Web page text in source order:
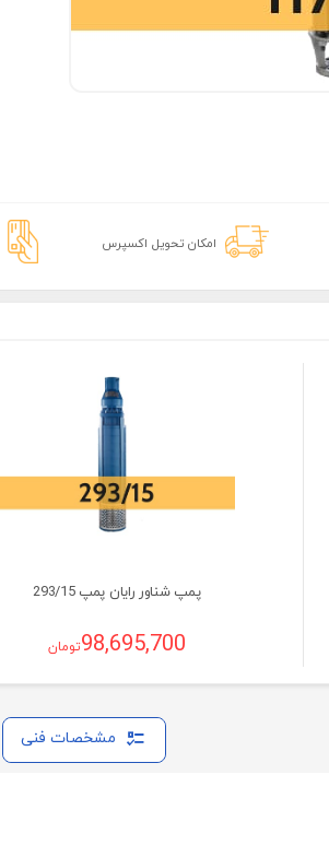
امکان تحویل اکسپرس
پمپ شناور رایان پمپ 293/15
98,695,700تومان
مشخصات فنی